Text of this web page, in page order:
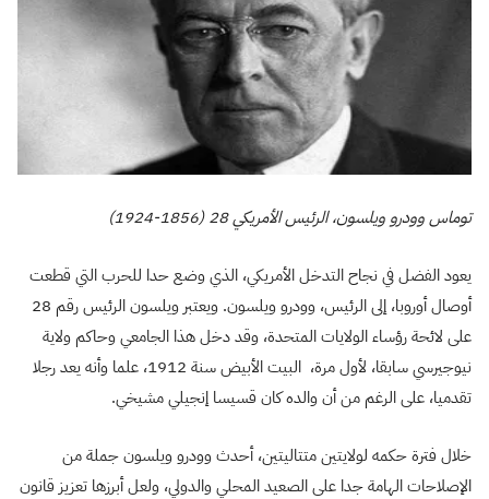
توماس وودرو ويلسون، الرئيس الأمريكي 28 (1856-1924)
يعود الفضل في نجاح التدخل الأمريكي، الذي وضع حدا للحرب التي قطعت
أوصال أوروبا، إلى الرئيس، وودرو ويلسون. ويعتبر ويلسون الرئيس رقم 28
على لائحة رؤساء الولايات المتحدة، وقد دخل هذا الجامعي وحاكم ولاية
نيوجيرسي سابقا، لأول مرة، البيت الأبيض سنة 1912، علما وأنه يعد رجلا
تقدميا، على الرغم من أن والده كان قسيسا إنجيلي مشيخي.
خلال فترة حكمه لولايتين متتاليتين، أحدث وودرو ويلسون جملة من
الإصلاحات الهامة جدا على الصعيد المحلي والدولي، ولعل أبرزها تعزيز قانون